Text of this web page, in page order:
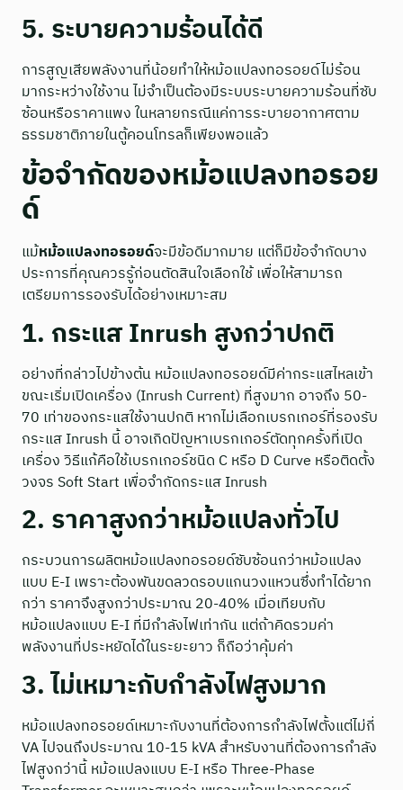
5. ระบายความร้อนได้ดี
การสูญเสียพลังงานที่น้อยทำให้หม้อแปลงทอรอยด์ไม่ร้อน
มากระหว่างใช้งาน ไม่จำเป็นต้องมีระบบระบายความร้อนที่ซับ
ซ้อนหรือราคาแพง ในหลายกรณีแค่การระบายอากาศตาม
ธรรมชาติภายในตู้คอนโทรลก็เพียงพอแล้ว
ข้อจำกัดของหม้อแปลงทอรอย
ด์
แม้หม้อแปลงทอรอยด์จะมีข้อดีมากมาย แต่ก็มีข้อจำกัดบาง
ประการที่คุณควรรู้ก่อนตัดสินใจเลือกใช้ เพื่อให้สามารถ
เตรียมการรองรับได้อย่างเหมาะสม
1. กระแส Inrush สูงกว่าปกติ
อย่างที่กล่าวไปข้างต้น หม้อแปลงทอรอยด์มีค่ากระแสไหลเข้า
ขณะเริ่มเปิดเครื่อง (Inrush Current) ที่สูงมาก อาจถึง 50-
70 เท่าของกระแสใช้งานปกติ หากไม่เลือกเบรกเกอร์ที่รองรับ
กระแส Inrush นี้ อาจเกิดปัญหาเบรกเกอร์ตัดทุกครั้งที่เปิด
เครื่อง วิธีแก้คือใช้เบรกเกอร์ชนิด C หรือ D Curve หรือติดตั้ง
วงจร Soft Start เพื่อจำกัดกระแส Inrush
2. ราคาสูงกว่าหม้อแปลงทั่วไป
กระบวนการผลิตหม้อแปลงทอรอยด์ซับซ้อนกว่าหม้อแปลง
แบบ E-I เพราะต้องพันขดลวดรอบแกนวงแหวนซึ่งทำได้ยาก
กว่า ราคาจึงสูงกว่าประมาณ 20-40% เมื่อเทียบกับ
หม้อแปลงแบบ E-I ที่มีกำลังไฟเท่ากัน แต่ถ้าคิดรวมค่า
พลังงานที่ประหยัดได้ในระยะยาว ก็ถือว่าคุ้มค่า
3. ไม่เหมาะกับกำลังไฟสูงมาก
หม้อแปลงทอรอยด์เหมาะกับงานที่ต้องการกำลังไฟตั้งแต่ไม่กี่
VA ไปจนถึงประมาณ 10-15 kVA สำหรับงานที่ต้องการกำลัง
ไฟสูงกว่านี้ หม้อแปลงแบบ E-I หรือ Three-Phase